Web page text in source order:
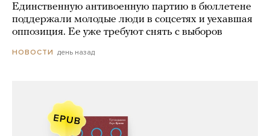
Единственную антивоенную партию в бюллетене
поддержали молодые люди в соцсетях и уехавшая
оппозиция. Ее уже требуют снять с выборов
НОВОСТИ день назад